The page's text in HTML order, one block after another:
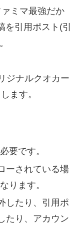
ミマ最強だか
を引用ポスト(引
ジナルクオカー
ます。
要です。
ーされている場
ります。
したり、引用ポ
たり、アカウン